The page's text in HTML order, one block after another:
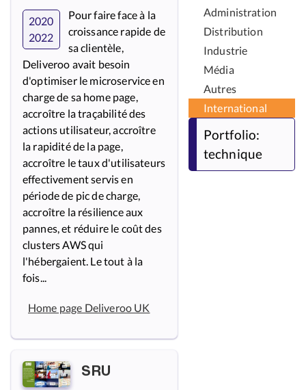
2020
2022
Pour faire face à la
croissance rapide de
sa clientèle,
Deliveroo avait besoin
d'optimiser le microservice en
charge de sa home page,
accroître la traçabilité des
actions utilisateur, accroître
la rapidité de la page,
accroître le taux d'utilisateurs
effectivement servis en
période de pic de charge,
accroître la résilience aux
pannes, et réduire le coût des
clusters AWS qui
l'hébergaient. Le tout à la
fois...
Home page Deliveroo UK
SRU
Administration
Distribution
Industrie
Média
Autres
International
Portfolio:
technique